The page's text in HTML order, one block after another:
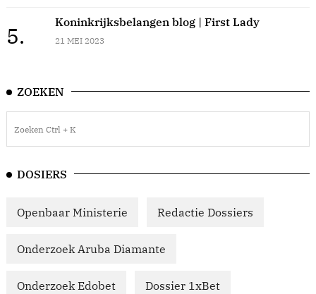
5.
Koninkrijksbelangen blog | First Lady
21 MEI 2023
ZOEKEN
DOSIERS
Openbaar Ministerie Redactie Dossiers
Onderzoek Aruba Diamante
Onderzoek Edobet Dossier 1xBet